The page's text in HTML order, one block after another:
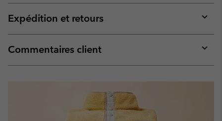
or
Expédition et retours
or
Commentaires client
or